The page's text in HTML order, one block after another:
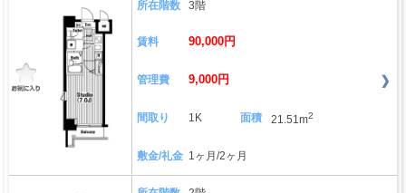
所在階数 3階
賃料 90,000円
管理費 9,000円
間取り 1K 面積 21.51m2
敷金/礼金 1ヶ月/2ヶ月